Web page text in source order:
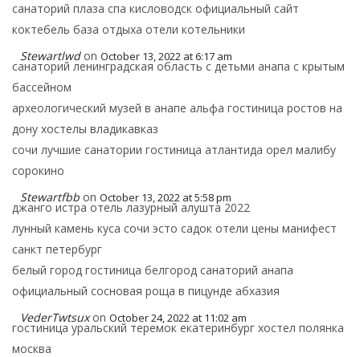
санаторий плаза спа кисловодск официальный сайт
коктебель база отдыха отели котельники
Stewartlwd on October 13, 2022 at 6:17 am
санаторий ленинградская область с детьми анапа с крытым
бассейном
археологический музей в анапе альфа гостиница ростов на
дону хостелы владикавказ
сочи лучшие санатории гостиница атлантида орел малибу
сорокино
Stewartfbb on October 13, 2022 at 5:58 pm
джанго истра отель лазурный алушта 2022
лунный камень куса сочи эсто садок отели цены манифест
санкт петербург
белый город гостиница белгород санаторий анапа
официальный сосновая роща в пицунде абхазия
VederTwtsux on October 24, 2022 at 11:02 am
гостиница уральский теремок екатеринбург хостел полянка
москва